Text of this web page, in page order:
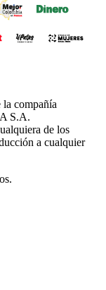
la compañía
S.A.
de los
a cualquier